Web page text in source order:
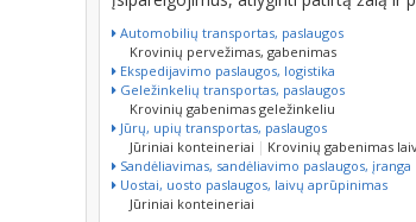
Automobilių transportas, paslaugos
Krovinių pervežimas, gabenimas
Ekspedijavimo paslaugos, logistika
Geležinkelių transportas, paslaugos
Krovinių gabenimas geležinkeliu
Jūrų, upių transportas, paslaugos
Jūriniai konteineriai
Krovinių gabenimas
Sandėliavimas, sandėliavimo paslaugos, įranga
Uostai, uosto paslaugos, laivų aprūpinimas
Jūriniai konteineriai